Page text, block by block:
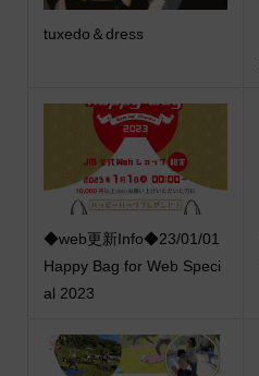
tuxedo＆dress
◆web更新Info◆23/01/01
Happy Bag for Web Speci
al 2023